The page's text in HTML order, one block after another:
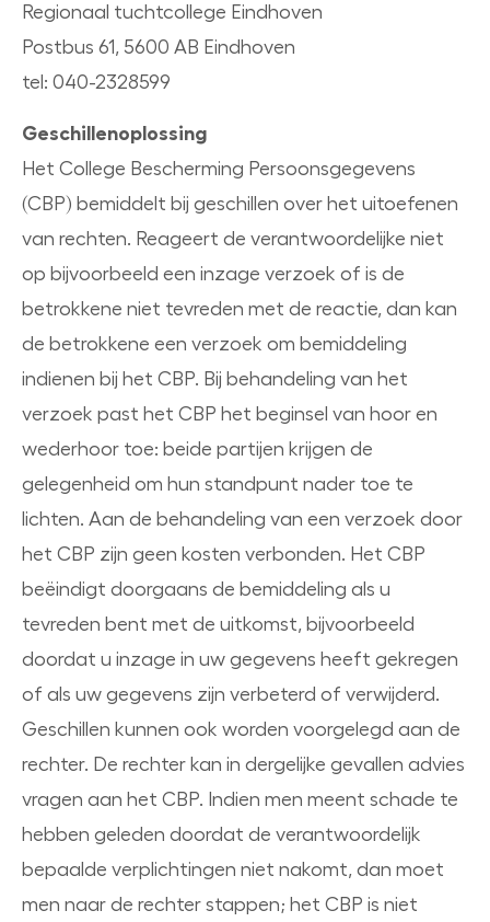
Regionaal tuchtcollege Eindhoven
Postbus 61, 5600 AB Eindhoven
tel: 040-2328599
Geschillenoplossing
Het College Bescherming Persoonsgegevens
(CBP) bemiddelt bij geschillen over het uitoefenen
van rechten. Reageert de verantwoordelijke niet
op bijvoorbeeld een inzage verzoek of is de
betrokkene niet tevreden met de reactie, dan kan
de betrokkene een verzoek om bemiddeling
indienen bij het CBP. Bij behandeling van het
verzoek past het CBP het beginsel van hoor en
wederhoor toe: beide partijen krijgen de
gelegenheid om hun standpunt nader toe te
lichten. Aan de behandeling van een verzoek door
het CBP zijn geen kosten verbonden. Het CBP
beëindigt doorgaans de bemiddeling als u
tevreden bent met de uitkomst, bijvoorbeeld
doordat u inzage in uw gegevens heeft gekregen
of als uw gegevens zijn verbeterd of verwijderd.
Geschillen kunnen ook worden voorgelegd aan de
rechter. De rechter kan in dergelijke gevallen advies
vragen aan het CBP. Indien men meent schade te
hebben geleden doordat de verantwoordelijk
bepaalde verplichtingen niet nakomt, dan moet
men naar de rechter stappen; het CBP is niet